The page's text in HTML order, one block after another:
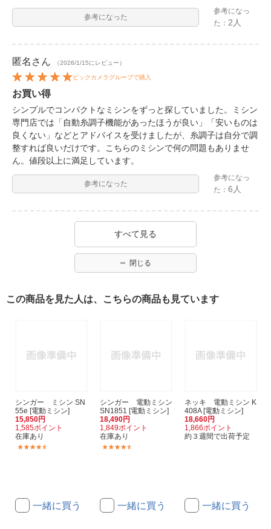
参考になった
参考になっ
た：2人
匿名 さん （2026/1/15にレビュー）
ビックカメラグループで購入
お買い得
シンプルでコンパクトなミシンをずっと探していました。ミシン
専門店では「自動糸調子機能があったほうが良い」「安いものは
良くない」などとアドバイスを受けましたが、糸調子は自分で調
整すれば良いだけです。こちらのミシンで何の問題もありませ
ん。値段以上に満足しています。
参考になった
参考になっ
た：6人
すべて見る
閉じる
この商品を見た人は、こちらの商品も見ています
シンガー ミシン SN
55e [電動ミシン]
15,850円
1,585ポイント
在庫あり
一緒に買う
シンガー 電動ミシン
SN1851 [電動ミシン]
18,490円
1,849ポイント
在庫あり
一緒に買う
ネッキ 電動ミシン K
408A [電動ミシン]
18,660円
1,866ポイント
約３週間で出荷予定
一緒に買う